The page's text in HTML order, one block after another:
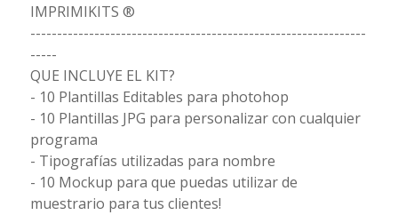
IMPRIMIKITS ®
---------------------------------------------------------------
-----
QUE INCLUYE EL KIT?
- 10 Plantillas Editables para photohop
- 10 Plantillas JPG para personalizar con cualquier
programa
- Tipografías utilizadas para nombre
- 10 Mockup para que puedas utilizar de
muestrario para tus clientes!